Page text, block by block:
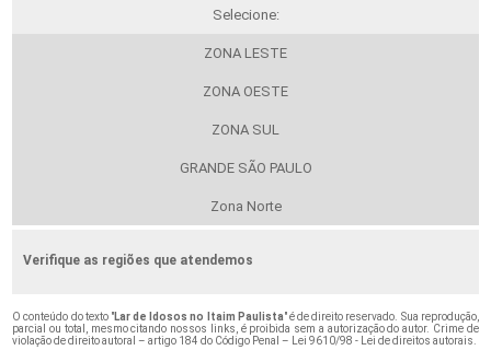
Selecione:
ZONA LESTE
ZONA OESTE
ZONA SUL
GRANDE SÃO PAULO
Zona Norte
Verifique as regiões que atendemos
O conteúdo do texto "Lar de Idosos no Itaim Paulista" é de direito reservado. Sua reprodução,
parcial ou total, mesmo citando nossos links, é proibida sem a autorização do autor. Crime de
violação de direito autoral – artigo 184 do Código Penal –
Lei 9610/98 - Lei de direitos autorais